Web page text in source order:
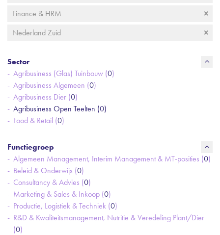
Finance & HRM
Nederland Zuid
Sector
Agribusiness (Glas) Tuinbouw (0)
Agribusiness Algemeen (0)
Agribusiness Dier (0)
Agribusiness Open Teelten (0)
Food & Retail (0)
Functiegroep
Algemeen Management, Interim Management & MT-posities (0)
Beleid & Onderwijs (0)
Consultancy & Advies (0)
Marketing & Sales & Inkoop (0)
Productie, Logistiek & Techniek (0)
R&D & Kwaliteitsmanagement, Nutritie & Veredeling Plant/Dier
(0)